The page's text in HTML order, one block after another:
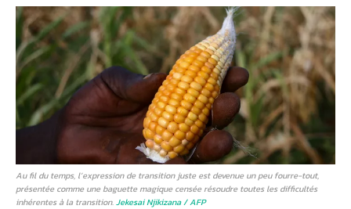
Au fil du temps, l’expression de transition juste est devenue un peu fourre-tout,
présentée comme une baguette magique censée résoudre toutes les difficultés
inhérentes à la transition.Jekesai Njikizana / AFP